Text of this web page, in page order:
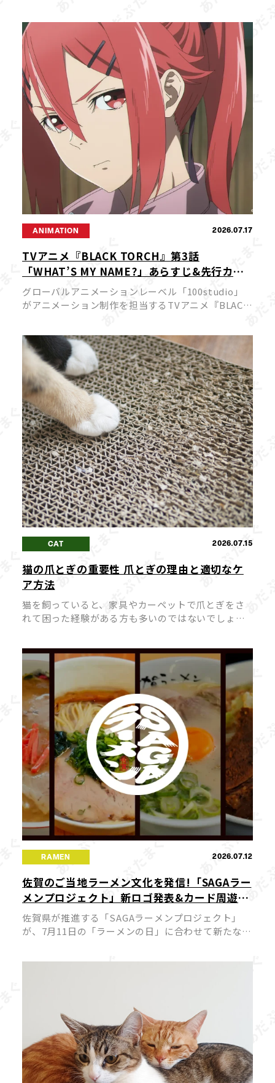
化など、さまざまな原因が隠れている […]
ANIMATION 2026.07.17
TVアニメ『BLACK TORCH』第3話
「WHAT’S MY NAME?」あらすじ&先行カッ
ト公開!物ノ怪嫌いの一華と弐郎・羅睺が一触
即発!?
グローバルアニメーションレーベル「100studio」
がアニメーション制作を担当するTVアニメ『BLACK
原作は […]
CAT 2026.07.15
猫の爪とぎの重要性 爪とぎの理由と適切なケ
ア方法
猫を飼っていると、家具やカーペットで爪とぎをさ
れて困った経験がある方も多いのではないでしょう
せようとするとストレスの原因になって […]
RAMEN 2026.07.12
佐賀のご当地ラーメン文化を発信!「SAGAラー
メンプロジェクト」新ロゴ発表&カード周遊キ
ャンペーンが7月11日スタート
佐賀県が推進する「SAGAラーメンプロジェクト」
が、7月11日の「ラーメンの日」に合わせて新たな展